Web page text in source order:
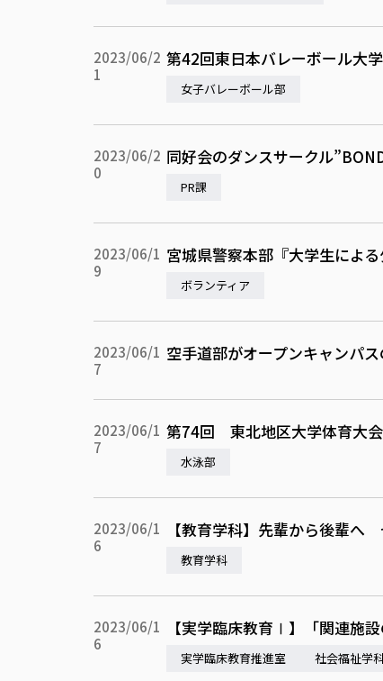
2023/06/2
1
第42回東日本バレーボール大
女子バレーボール部
2023/06/2
0
同好会のダンスサークル
PR課
2023/06/1
9
宮城県警察本部『大学生によ
ボランティア
2023/06/1
7
空手道部がオープンキャンパ
2023/06/1
7
第74回 東北地区大学体育大会
水泳部
2023/06/1
6
【教育学科】先輩から後輩へ
教育学科
2023/06/1
6
【実学臨床教育Ⅰ】「関連施
実学臨床教育推進室 社会福祉学